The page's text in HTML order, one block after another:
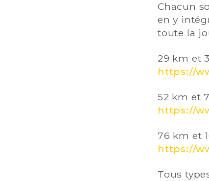
Chacun
en y
toute la
29 km et
https://
52 km et
https://
76 km et
https://
Tous